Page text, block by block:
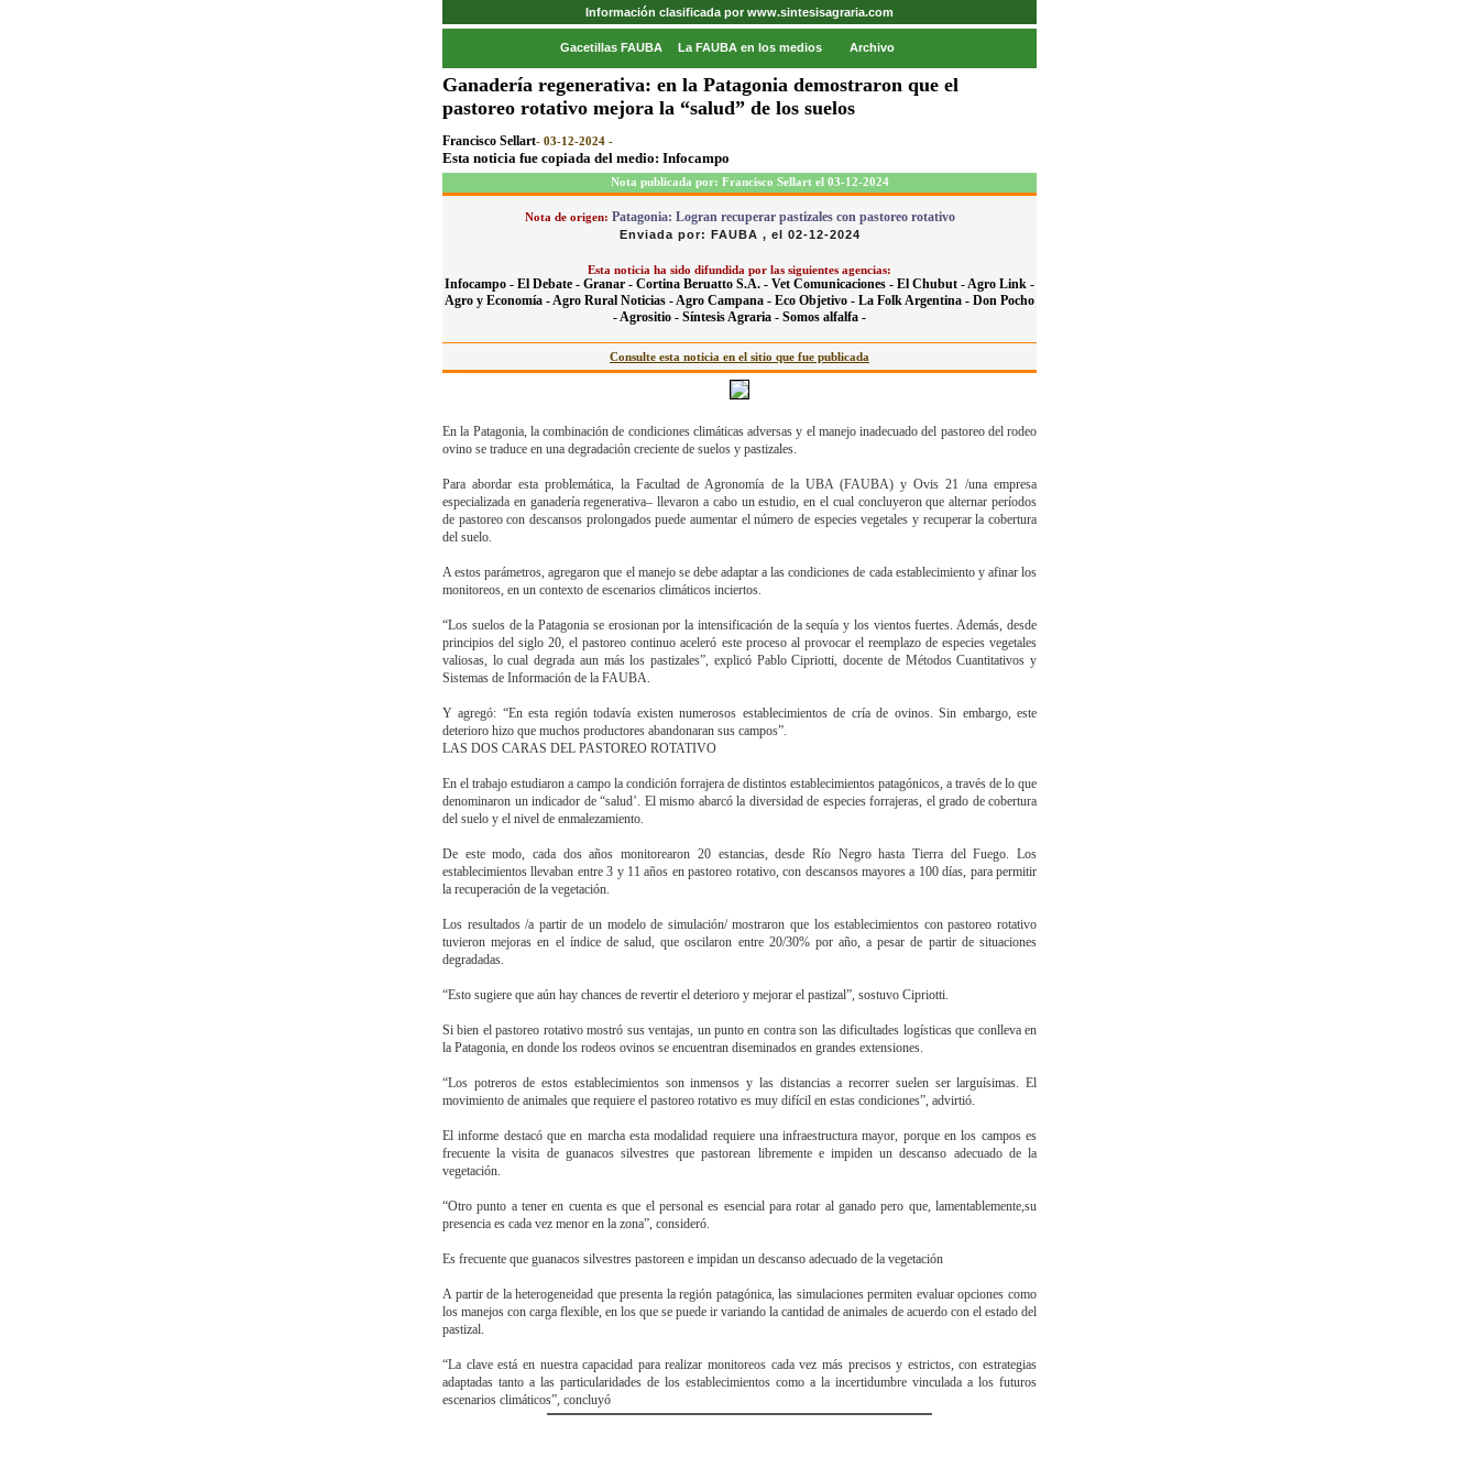
Información clasificada por www.sintesisagraria.com
Gacetillas FAUBA La FAUBA en los medios Archivo
Ganadería regenerativa: en la Patagonia demostraron que el
pastoreo rotativo mejora la “salud” de los suelos
Francisco Sellart- 03-12-2024 -
Esta noticia fue copiada del medio: Infocampo
Nota publicada por: Francisco Sellart el 03-12-2024
Nota de origen: Patagonia: Logran recuperar pastizales con pastoreo rotativo
Enviada por: FAUBA , el 02-12-2024
Esta noticia ha sido difundida por las siguientes agencias:
Infocampo - El Debate - Granar - Cortina Beruatto S.A. - Vet Comunicaciones - El Chubut -Agro Link -
Agro y Economía -Agro Rural Noticias -Agro Campana - Eco Objetivo - La Folk Argentina - Don Pocho
-Agrositio - Síntesis Agraria - Somos alfalfa -
Consulte esta noticia en el sitio que fue publicada
En la Patagonia, la combinación de condiciones climáticas adversas y el manejo inadecuado del pastoreo del rodeo
ovino se traduce en una degradación creciente de suelos y pastizales.
Para abordar esta problemática, la Facultad de Agronomía de la UBA (FAUBA) y Ovis 21 /una empresa
especializada en ganadería regenerativa– llevaron a cabo un estudio, en el cual concluyeron que alternar períodos
de pastoreo con descansos prolongados puede aumentar el número de especies vegetales y recuperar la cobertura
del suelo.
A estos parámetros, agregaron que el manejo se debe adaptar a las condiciones de cada establecimiento y afinar los
monitoreos, en un contexto de escenarios climáticos inciertos.
“Los suelos de la Patagonia se erosionan por la intensificación de la sequía y los vientos fuertes. Además, desde
principios del siglo 20, el pastoreo continuo aceleró este proceso al provocar el reemplazo de especies vegetales
valiosas, lo cual degrada aun más los pastizales”, explicó Pablo Cipriotti, docente de Métodos Cuantitativos y
Sistemas de Información de la FAUBA.
Y agregó: “En esta región todavía existen numerosos establecimientos de cría de ovinos. Sin embargo, este
deterioro hizo que muchos productores abandonaran sus campos”.
LAS DOS CARAS DEL PASTOREO ROTATIVO
En el trabajo estudiaron a campo la condición forrajera de distintos establecimientos patagónicos, a través de lo que
denominaron un indicador de “salud’. El mismo abarcó la diversidad de especies forrajeras, el grado de cobertura
del suelo y el nivel de enmalezamiento.
De este modo, cada dos años monitorearon 20 estancias, desde Río Negro hasta Tierra del Fuego. Los
establecimientos llevaban entre 3 y 11 años en pastoreo rotativo, con descansos mayores a 100 días, para permitir
la recuperación de la vegetación.
Los resultados /a partir de un modelo de simulación/ mostraron que los establecimientos con pastoreo rotativo
tuvieron mejoras en el índice de salud, que oscilaron entre 20/30% por año, a pesar de partir de situaciones
degradadas.
“Esto sugiere que aún hay chances de revertir el deterioro y mejorar el pastizal”, sostuvo Cipriotti.
Si bien el pastoreo rotativo mostró sus ventajas, un punto en contra son las dificultades logísticas que conlleva en
la Patagonia, en donde los rodeos ovinos se encuentran diseminados en grandes extensiones.
“Los potreros de estos establecimientos son inmensos y las distancias a recorrer suelen ser larguísimas. El
movimiento de animales que requiere el pastoreo rotativo es muy difícil en estas condiciones”, advirtió.
El informe destacó que en marcha esta modalidad requiere una infraestructura mayor, porque en los campos es
frecuente la visita de guanacos silvestres que pastorean libremente e impiden un descanso adecuado de la
vegetación.
“Otro punto a tener en cuenta es que el personal es esencial para rotar al ganado pero que, lamentablemente,su
presencia es cada vez menor en la zona”, consideró.
Es frecuente que guanacos silvestres pastoreen e impidan un descanso adecuado de la vegetación
A partir de la heterogeneidad que presenta la región patagónica, las simulaciones permiten evaluar opciones como
los manejos con carga flexible, en los que se puede ir variando la cantidad de animales de acuerdo con el estado del
pastizal.
“La clave está en nuestra capacidad para realizar monitoreos cada vez más precisos y estrictos, con estrategias
adaptadas tanto a las particularidades de los establecimientos como a la incertidumbre vinculada a los futuros
escenarios climáticos”, concluyó